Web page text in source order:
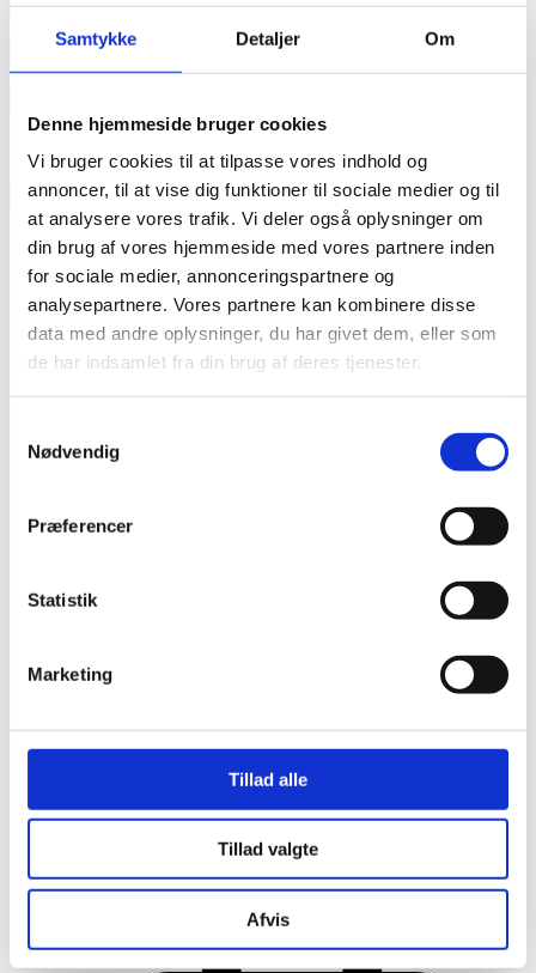
Samtykke Detaljer Om
Denne hjemmeside bruger cookies
Vi bruger cookies til at tilpasse vores indhold og
annoncer, til at vise dig funktioner til sociale medier og til
at analysere vores trafik. Vi deler også oplysninger om
din brug af vores hjemmeside med vores partnere inden
for sociale medier, annonceringspartnere og
analysepartnere. Vores partnere kan kombinere disse
data med andre oplysninger, du har givet dem, eller som
de har indsamlet fra din brug af deres tjenester.
Nødvendig
Præferencer
Statistik
Marketing
Tillad alle
Tillad valgte
Afvis
annonce
RAINBOW BUSINESS DENMARK
Rainbow Awards